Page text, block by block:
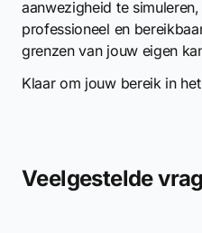
aanwezigheid te
professioneel en
grenzen van jouw eigen
Klaar om jouw bereik in
Veelgestelde